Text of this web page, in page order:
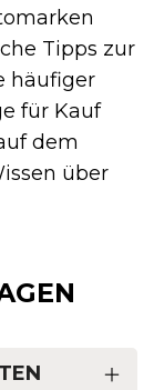
Tipps zur
häufiger
für Kauf
dem
über